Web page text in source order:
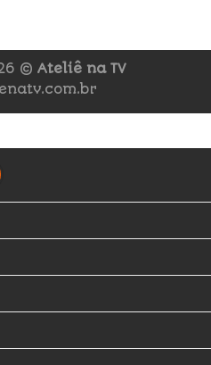
© Ateliê na TV